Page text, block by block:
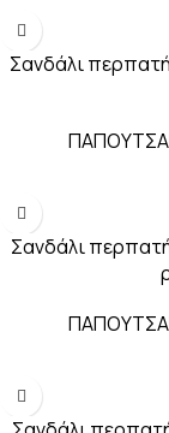
Σανδάλι
Σανδάλι